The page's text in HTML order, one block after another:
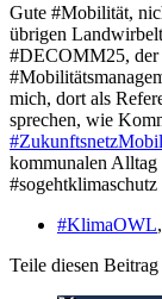
Gute #Mobilität,
übrigen
#DECOMM25, der
mich, dort als
sprechen, wie
kommunalen Alltag
#KlimaOWL,
Teile diesen Beitrag